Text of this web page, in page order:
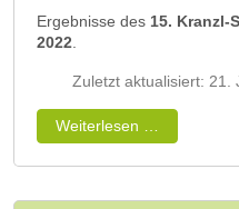
Ergebnisse des 15. Kranzl-
2022
Zuletzt aktualisiert: 21.
Weiterlesen …